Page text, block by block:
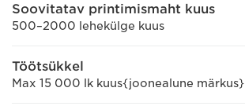
Soovitatav printimismaht kuus
500–2000 lehekülge kuus
Töötsükkel
Max 15 000 lk kuus{joonealune märkus}